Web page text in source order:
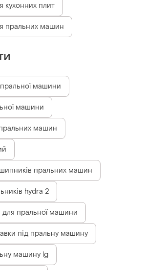
кухонних плит
пральних машин
машини
машини
машин
пральних машин
hydra 2
для пральної машини
під пральну машину
машину lg